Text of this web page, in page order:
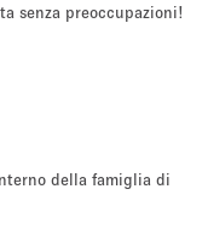
5000+ sq ft
senza preoccupazioni!
della famiglia di